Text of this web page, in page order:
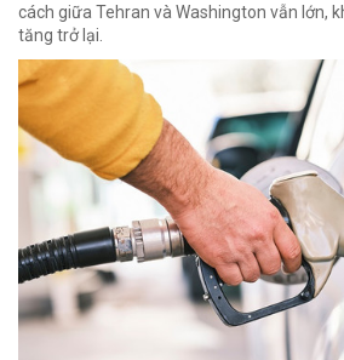
cách giữa Tehran và Washington vẫn lớn,
tăng trở lại.